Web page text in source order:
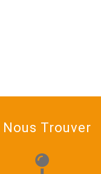
Nous Trouver